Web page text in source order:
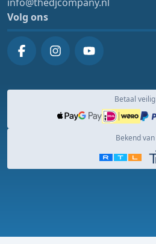
Volg ons
Betaal veilig
Bekend van